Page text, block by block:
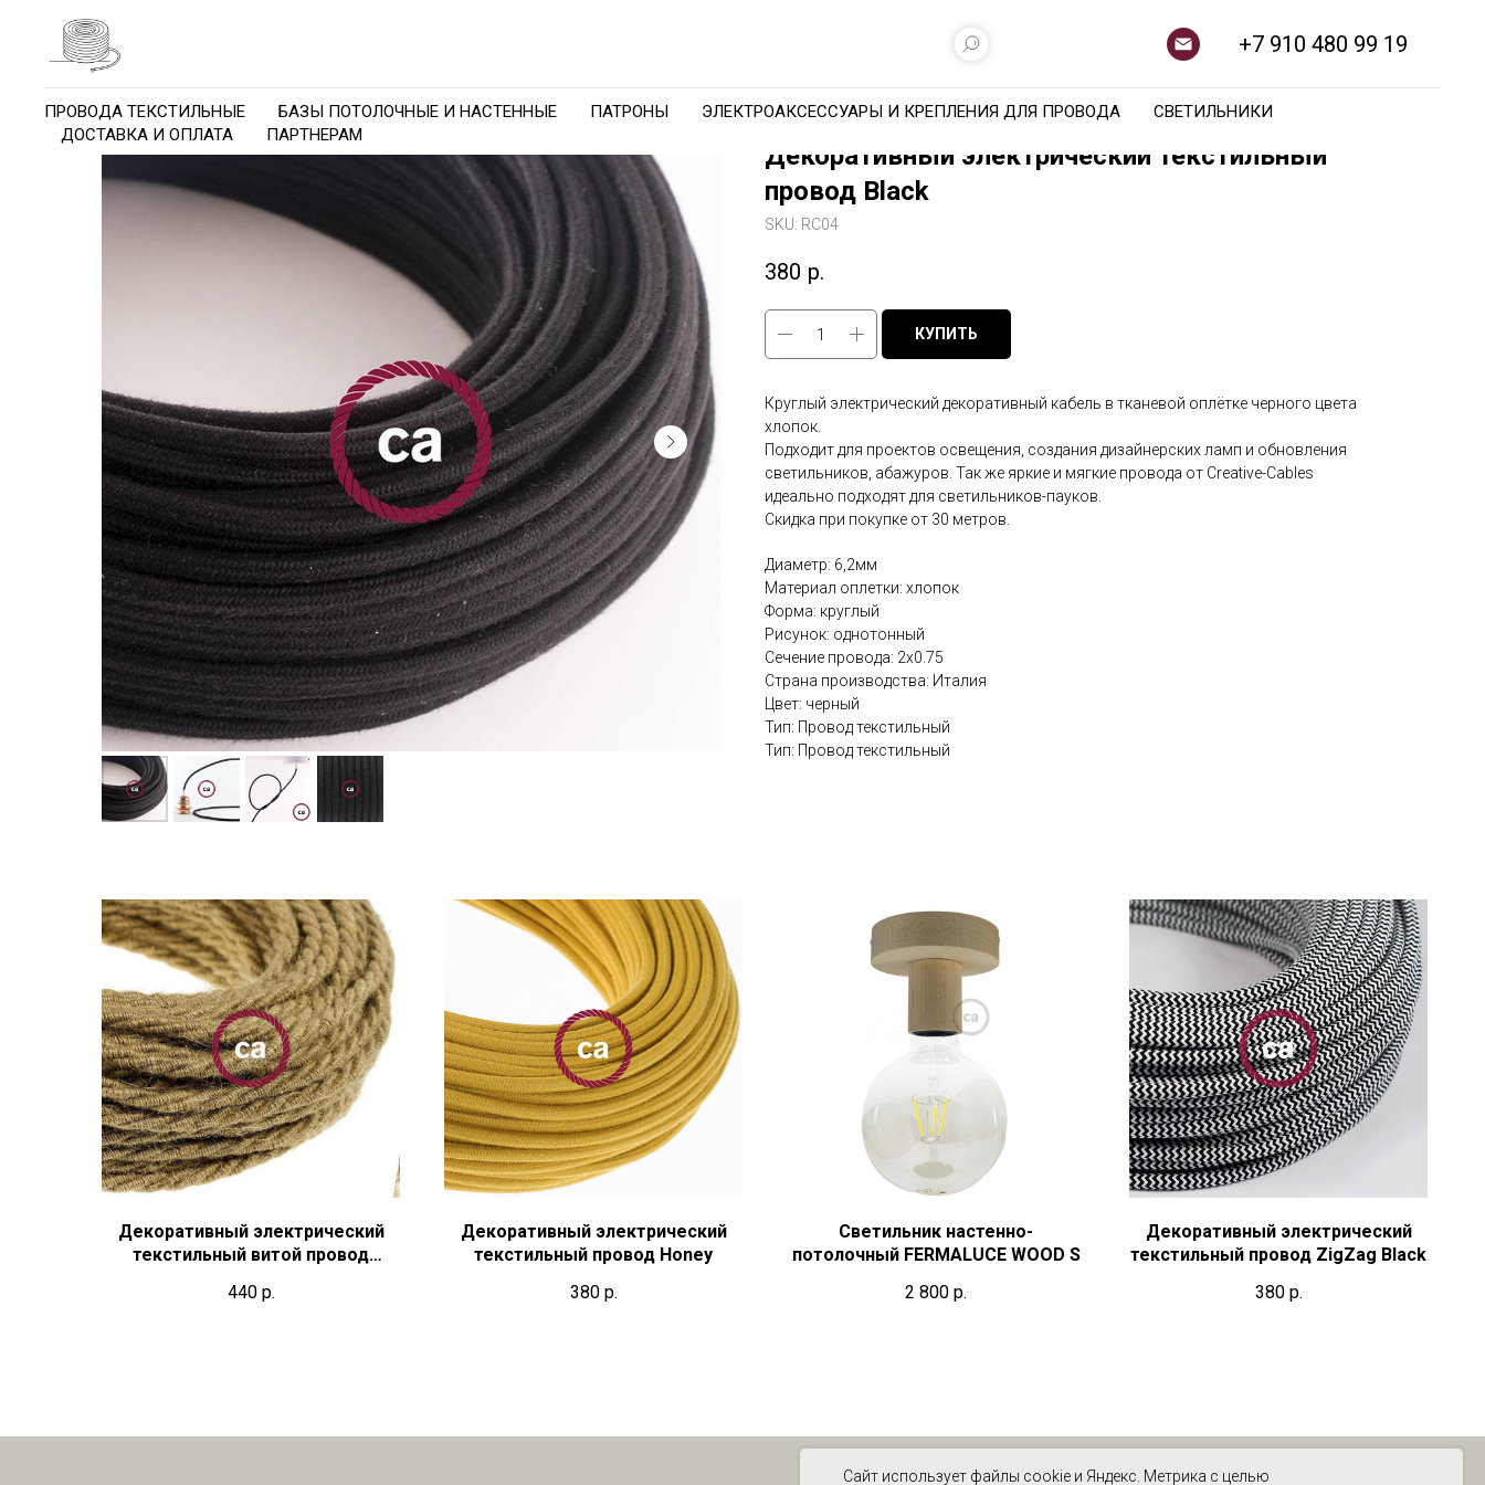
+7 910 480 99 19
ПРОВОДА ТЕКСТИЛЬНЫЕ БАЗЫ ПОТОЛОЧНЫЕ И НАСТЕННЫЕ ПАТРОНЫ ЭЛЕКТРОАКСЕССУАРЫ И КРЕПЛЕНИЯ ДЛЯ ПРОВОДА
СВЕТИЛЬНИКИ
ДОСТАВКА И ОПЛАТА
ПАРТНЕРАМ
Декоративный электрический текстильный
провод Black
SKU: RC04
380 р.
КУПИТЬ
Круглый электрический декоративный кабель в тканевой оплётке черного цвета
хлопок.
Подходит для проектов освещения, создания дизайнерских ламп и обновления
светильников, абажуров. Так же яркие и мягкие провода от Creative-Cables
идеально подходят для светильников-пауков.
Скидка при покупке от 30 метров.
Диаметр: 6,2мм
Материал оплетки: хлопок
Форма: круглый
Рисунок: однотонный
Сечение провода: 2х0.75
Страна производства: Италия
Цвет: черный
Тип: Провод текстильный
Тип: Провод текстильный
Декоративный электрический
текстильный витой провод
440 р.
Декоративный электрический
текстильный провод Honey
380 р.
Светильник настенно-
потолочный FERMALUCE WOOD S
2 800 р.
Декоративный электрический
текстильный провод ZigZag Black
380 р.
Сайт использует файлы cookie и Яндекс. Метрика с целью